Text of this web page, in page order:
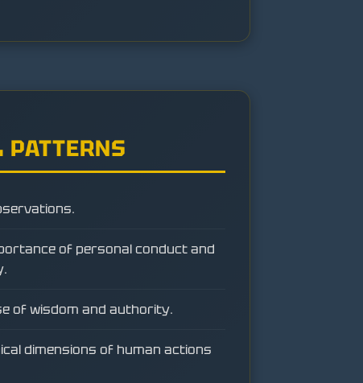
of personal conduct and
of wisdom and authority.
dimensions of human actions